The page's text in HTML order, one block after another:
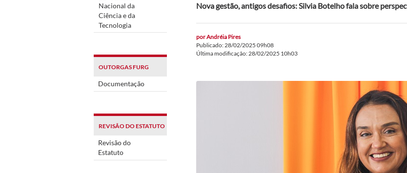
Nacional da
Ciência e da
Tecnologia
OUTORGAS FURG
Documentação
REVISÃO DO ESTATUTO
Revisão do
Estatuto
Nova gestão, antigos desafios: Silvia Botelho fala sobre
porAndréia Pires
Publicado: 28/02/2025 09h08
Última modificação: 28/02/2025 10h03